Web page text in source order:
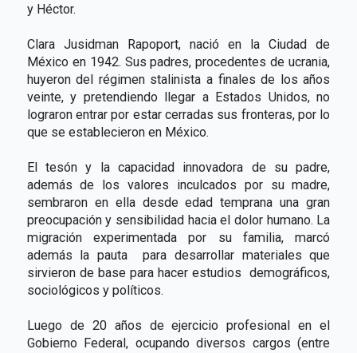
y Héctor.
Clara Jusidman Rapoport, nació en la Ciudad de
México en 1942. Sus padres, procedentes de ucrania,
huyeron del régimen stalinista a finales de los años
veinte, y pretendiendo llegar a Estados Unidos, no
lograron entrar por estar cerradas sus fronteras, por lo
que se establecieron en México.
El tesón y la capacidad innovadora de su padre,
además de los valores inculcados por su madre,
sembraron en ella desde edad temprana una gran
preocupación y sensibilidad hacia el dolor humano. La
migración experimentada por su familia, marcó
además la pauta para desarrollar materiales que
sirvieron de base para hacer estudios demográficos,
sociológicos y políticos.
Luego de 20 años de ejercicio profesional en el
Gobierno Federal, ocupando diversos cargos (entre